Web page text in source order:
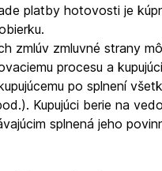
platby hotovosti je
zmlúv zmluvné strany
procesu a
po splnení
Kupujúci berie na
splnená jeho